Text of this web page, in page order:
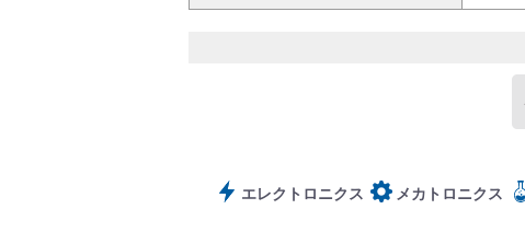
サポート
エレクトロニクス メカトロニクス